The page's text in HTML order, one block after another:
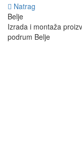
Natrag
Belje
Izrada i montaža
podrum Belje